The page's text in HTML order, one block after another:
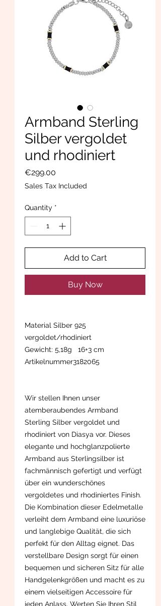
Armband Sterling
Silber vergoldet
und rhodiniert
€299.00
Sales Tax Included
Quantity *
Add to Cart
Buy Now
Material Silber 925
vergoldet/rhodiniert
Gewicht: 5,18g 16+3 cm
Artikelnummer3182065
Wir stellen Ihnen unser
atemberaubendes Armband
Sterling Silber vergoldet und
rhodiniert von Diasya vor. Dieses
elegante und hochglanzpolierte
Armband aus Sterlingsilber ist
fachmännisch gefertigt und verfügt
über ein wunderschönes
vergoldetes und rhodiniertes Finish.
Die Kombination dieser Edelmetalle
verleiht dem Armband eine luxuriöse
und langlebige Qualität, die sich
perfekt für den Alltag eignet. Das
verstellbare Design sorgt für einen
bequemen und sicheren Sitz für alle
Handgelenkgrößen und macht es zu
einem vielseitigen Accessoire für
jeden Anlass. Werten Sie Ihren Stil